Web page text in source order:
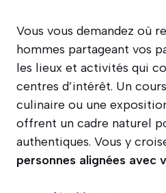
Vous vous demandez où
hommes partageant vos
les lieux et activités qui
centres d’intérêt. Un
culinaire ou une
offrent un cadre naturel
authentiques. Vous y
personnes alignées avec